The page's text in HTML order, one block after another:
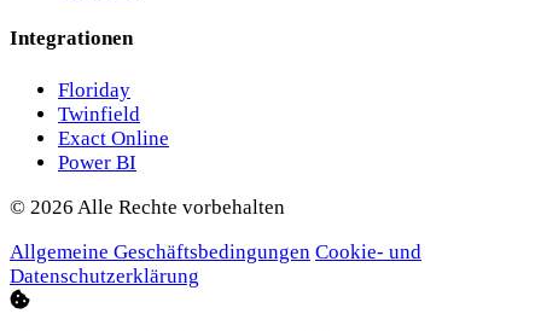
Integrationen
Floriday
Twinfield
Exact Online
Power BI
© 2026 Alle Rechte vorbehalten
Allgemeine Geschäftsbedingungen Cookie- und
Datenschutzerklärung